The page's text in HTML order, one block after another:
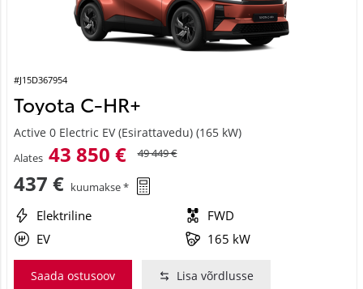
#J15D367954
Toyota C-HR+
Active 0 Electric EV (Esirattavedu) (165 kW)
Alates 43 850 € 49 449 €
437 € kuumakse *
Elektriline
FWD
EV
165 kW
Saada ostusoov Lisa võrdlusse